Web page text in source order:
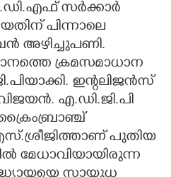
സർക്കാർ
പിന്നാലെ
അഴിച്ചുപണി.
ക്രമസമാധാന
ഇന്റലിജൻസ്
എ.ഡി.ജി.പി
പുതിയ
മേധാവിയായിരുന്ന